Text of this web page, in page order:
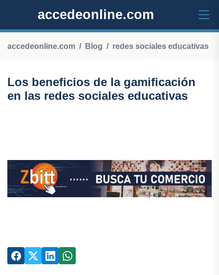
accedeonline.com
accedeonline.com Blog redes sociales educativas
Los beneficios de la gamificación
en las redes sociales educativas